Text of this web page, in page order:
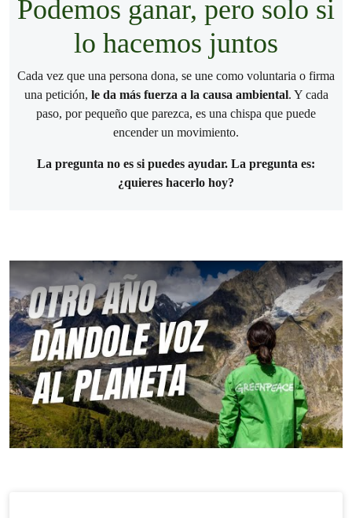
Podemos ganar, pero solo si
lo hacemos juntos
Cada vez que una persona dona, se une como voluntaria o firma
una petición, le da más fuerza a la causa ambiental. Y cada
paso, por pequeño que parezca, es una chispa que puede
encender un movimiento.
La pregunta no es si puedes ayudar. La pregunta es:
¿quieres hacerlo hoy?